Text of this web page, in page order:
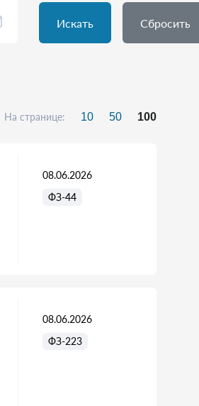
Искать Сбросить
На странице: 10 50 100
08.06.2026
ФЗ-44
08.06.2026
ФЗ-223